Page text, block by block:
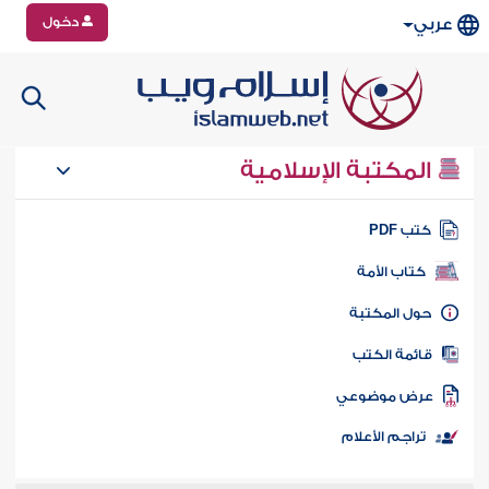
عربي دخول
المكتبة الإسلامية
كتب PDF
كتاب الأمة
المكتبة
الكتب
موضوعي